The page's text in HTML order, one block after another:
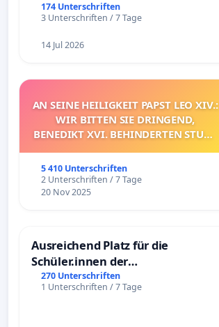
174 Unterschriften
3 Unterschriften / 7 Tage
14 Jul 2026
AN SEINE HEILIGKEIT PAPST LEO XIV.:
WIR BITTEN SIE DRINGEND,
BENEDIKT XVI. BEHINDERTEN STUHL
ENTSPRECHENDE VERFAHREN
EINZULEITEN.
5 410 Unterschriften
2 Unterschriften / 7 Tage
20 Nov 2025
Ausreichend Platz für die
Schüler.innen der
Schönbergschule
270 Unterschriften
1 Unterschriften / 7 Tage